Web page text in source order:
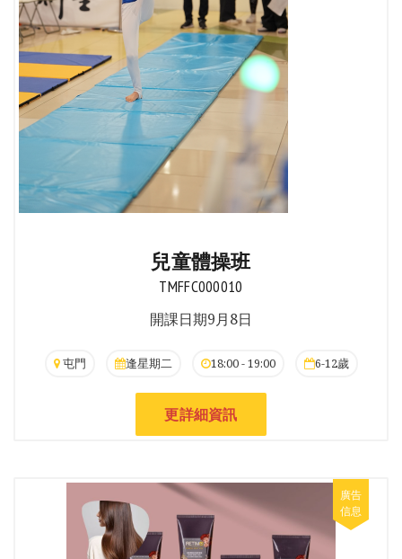
兒童體操班
TMFFC000010
開課日期9月8日
屯門 逢星期二 18:00 - 19:00 6-12歲
更詳細資訊